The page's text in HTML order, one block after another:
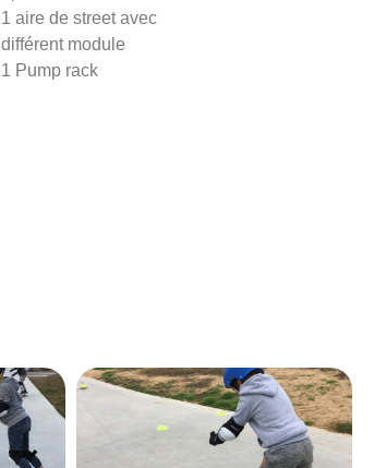
1 aire de street avec
différent module
1 Pump rack